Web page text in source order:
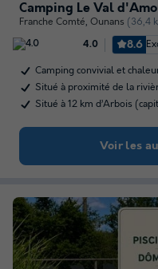
Camping Le Val
Franche Comté, Ounans (36,4
4.0 8.6
Camping convivial et
Situé à proximité de la
Situé à 12 km d’Arbois
Voir les